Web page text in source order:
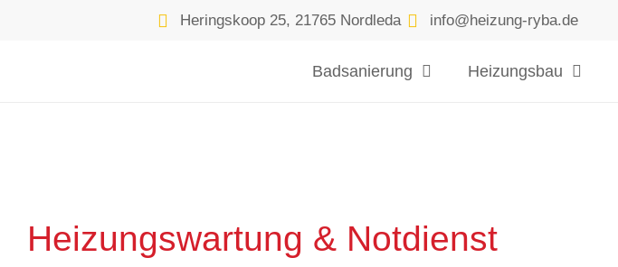
Heringskoop 25, 21765 Nordleda info@heizung-ryba.de
Badsanierung Heizungsbau
Heizungswartung & Notdienst